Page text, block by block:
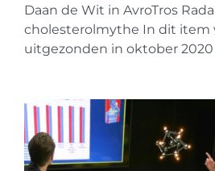
Daan de Wit in AvroTros
cholesterolmythe In dit item
uitgezonden in oktober 2020